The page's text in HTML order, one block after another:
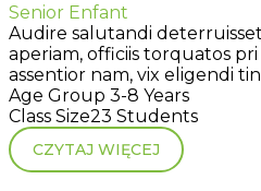
Senior Enfant
Audire salutandi deterruisset
aperiam, officiis torquatos
assentior nam, vix eligendi
Age Group 3-8 Years
Class Size23 Students
CZYTAJ WIĘCEJ